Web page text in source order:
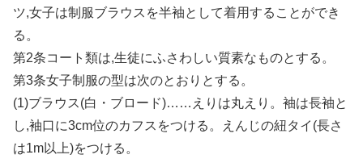
ツ,女子は制服ブラウスを半袖として着用することができ
る。
第2条コート類は,生徒にふさわしい質素なものとする。
第3条女子制服の型は次のとおりとする。
(1)ブラウス(白・ブロード)……えりは丸えり。袖は長袖と
し,袖口に3cm位のカフスをつける。えんじの紐タイ(長さ
は1m以上)をつける。